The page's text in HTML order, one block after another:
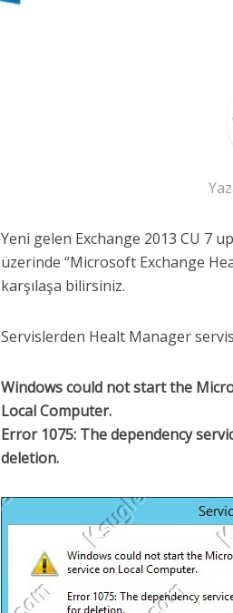
Yeni gelen Exchange 2013 CU 7
üzerinde “Microsoft Exchange
karşılaşa bilirsiniz.
Servislerden Healt Manager
Windows could not start the
Local Computer.
Error 1075: The dependency
deletion.